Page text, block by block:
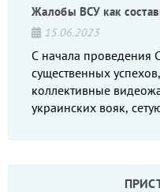
Жалобы ВСУ как
15.06.2023
С начала проведения
существенных
коллективные
украинских вояк,